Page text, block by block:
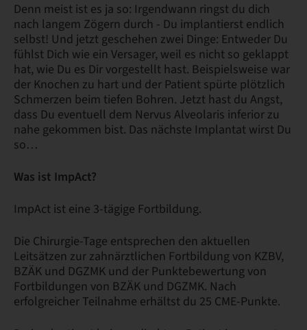
Denn meist ist es ja so: Irgendwann ringst du dich
nach langem Zögern durch - Du implantierst endlich
selbst! Und jetzt geschehen zwei Dinge: Entweder Du
fühlst Dich wie ein Versager, weil es nicht so geklappt
hat, wie Du es Dir vorgestellt hast. Beispielsweise war
der Knochen zu hart und der Patient spürte plötzlich
Schmerzen beim tiefen Bohren. Jetzt hast du Angst,
dass Du eventuell dem Nervus Alveolaris inferior zu
nahe gekommen bist. Das nächste Implantat wirst Du
so…
Was ist ImpAct?
ImpAct ist eine 3-tägige Fortbildung.
Die Chirurgie-Tage entsprechen den aktuellen
Leitsätzen zur zahnärztlichen Fortbildung von KZBV,
BZÄK und DGZMK und der Punktebewertung von
Fortbildungen von BZÄK und DGZMK. Nach
erfolgreicher Teilnahme erhältst du 25 CME-Punkte.